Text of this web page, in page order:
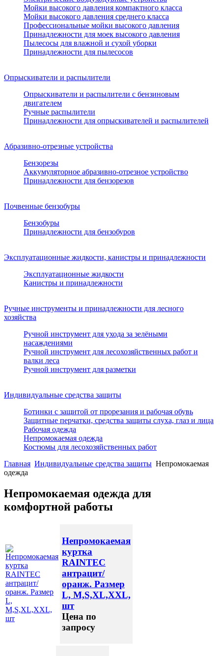
Мойки высокого давления компактного класса
Мойки высокого давления среднего класса
Профессиональные мойки высокого давления
Принадлежности для моек высокого давления
Пылесосы для влажной и сухой уборки
Принадлежности для пылесосов
Опрыскиватели и распылители
Опрыскиватели и распылители с бензиновым
двигателем
Ручные распылители
Принадлежности для опрыскивателей и распылителей
Абразивно-отрезные устройства
Бензорезы
Аккумуляторное абразивно-отрезное устройство
Принадлежности для бензорезов
Почвенные бензобуры
Бензобуры
Принадлежности для бензобуров
Эксплуатационные жидкости, канистры и принадлежности
Эксплуатационные жидкости
Канистры и принадлежности
Ручные инструменты и принадлежности для лесного
хозяйства
Ручной инструмент для ухода за зелёными
насаждениями
Ручной инструмент для лесохозяйственных работ и
валки леса
Ручной инструмент для разметки
Индивидуальные средства защиты
Ботинки с защитой от прорезания и рабочая обувь
Защитные перчатки, средства защиты слуха, глаз и лица
Рабочая одежда
Непромокаемая одежда
Костюмы для лесохозяйственных работ
Главная Индивидуальные средства защиты Непромокаемая
одежда
Непромокаемая одежда для
комфортной работы
Непромокаемая
куртка
RAINTEC
антрацит/
оранж. Размер
L, M,S,XL,XXL,
шт
Цена по
запросу